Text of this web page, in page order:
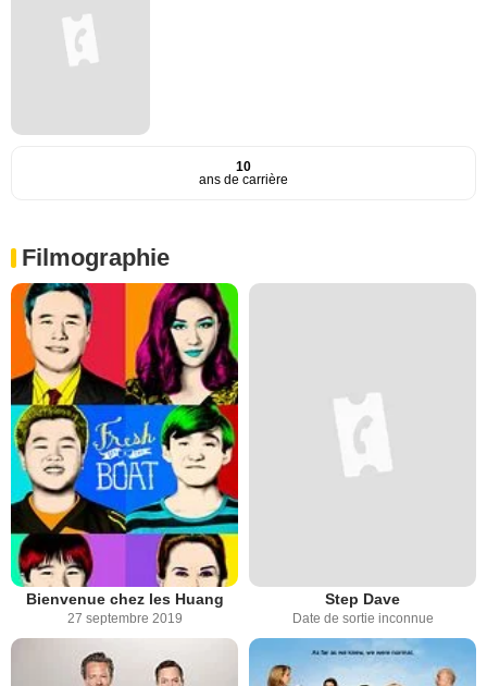
10
ans de carrière
Filmographie
Bienvenue chez les Huang
27 septembre 2019
Step Dave
Date de sortie inconnue